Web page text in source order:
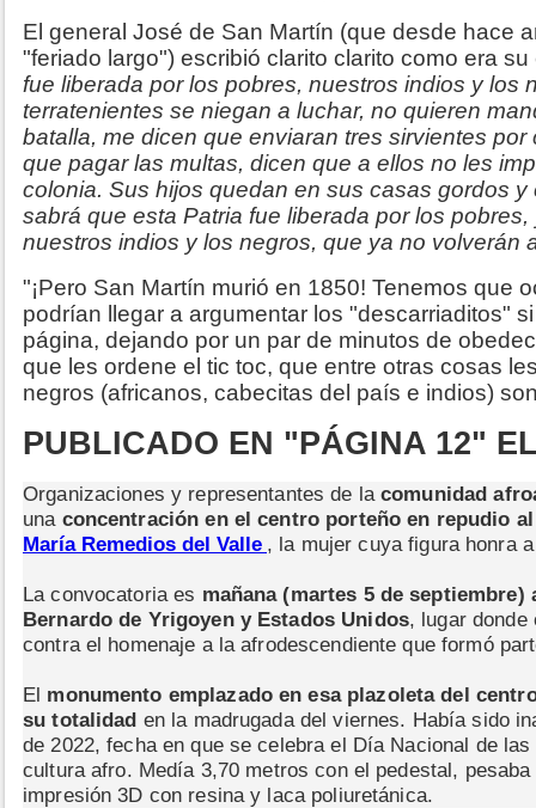
El general José de San Martín (que desde hace
"feriado largo") escribió clarito clarito como era
fue liberada por los pobres, nuestros indios y los
terratenientes se niegan a luchar, no quieren
batalla, me dicen que enviaran tres sirvientes
que pagar las multas, dicen que a ellos no les
colonia. Sus hijos quedan en sus casas gordos
sabrá que esta Patria fue liberada por los
nuestros indios y los negros, que ya no volverán
"¡Pero San Martín murió en 1850! Tenemos que
podrían llegar a argumentar los "descarriaditos"
página, dejando por un par de minutos de
que les ordene el tic toc, que entre otras cosas
negros (africanos, cabecitas del país e indios)
PUBLICADO EN "PÁGINA 12"
Organizaciones y representantes de lacomunidad
una concentración en el centro porteño en repudio
María Remedios del Valle , la mujer cuya figura honra
La convocatoria es mañana (martes 5 de septiembre)
Bernardo de Yrigoyen y Estados Unidos, lugar donde
contra el homenaje a la afrodescendiente que formó
El monumento emplazado en esa plazoleta del
su totalidad en la madrugada del viernes. Había sido
de 2022, fecha en que se celebra el Día Nacional de
cultura afro. Medía 3,70 metros con el pedestal,
impresión 3D con resina y laca poliuretánica.